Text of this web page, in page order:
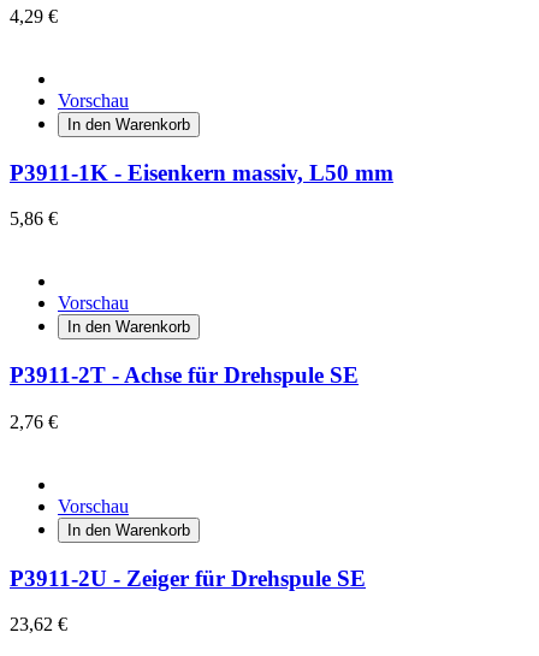
4,29 €
Vorschau
In den Warenkorb
P3911-1K - Eisenkern massiv, L50 mm
5,86 €
Vorschau
In den Warenkorb
P3911-2T - Achse für Drehspule SE
2,76 €
Vorschau
In den Warenkorb
P3911-2U - Zeiger für Drehspule SE
23,62 €